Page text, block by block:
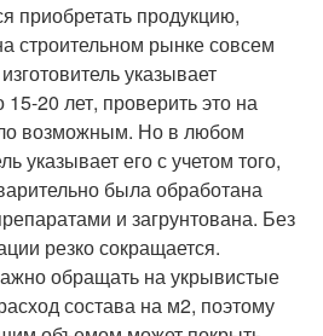
приобретать продукцию,
строительном рынке совсем
указывает
20 лет, проверить это на
возможным. Но в любом
указывает его с учетом того,
была обработана
и загрунтована. Без
резко сокращается.
обращать на укрывистые
состава на м2, поэтому